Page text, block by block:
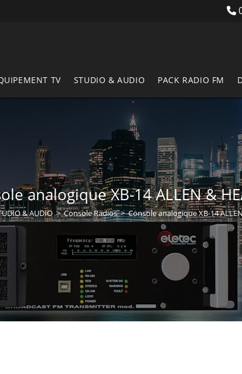
TV STUDIO & AUDIO PACK RADIO FM
analogique XB-14 ALLEN &
& AUDIO > Console Radios > Console analogique XB-14